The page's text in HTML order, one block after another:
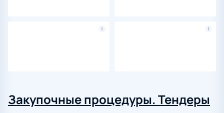
Закупочные процедуры. Тендеры